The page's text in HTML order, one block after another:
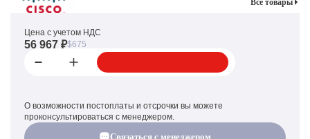
Все товары
Цена с учетом НДС
56 967 ₽$675
О возможности постоплаты и отсрочки вы можете
проконсультироваться с менеджером.
Связаться с менеджером